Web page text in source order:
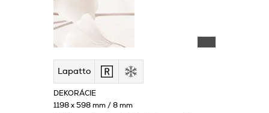
Lapatto
DEKORÁCIE
1198 x 598 mm / 8 mm